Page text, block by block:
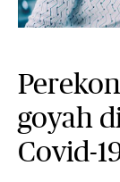
goyah
Covid-